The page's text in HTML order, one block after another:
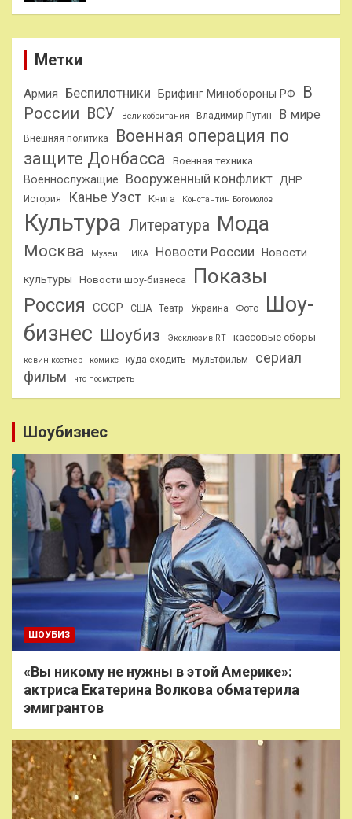
Метки
Армия Беспилотники Брифинг Минобороны РФ
В
России ВСУ Великобритания Владимир Путин В мире
Внешняя политика
Военная операция по
защите Донбасса
Военная техника
Военнослужащие Вооруженный конфликт ДНР
История Канье Уэст Книга Константин Богомолов
Культура Литература Мода
Москва Музеи НИКА Новости России Новости
культуры Новости шоу-бизнеса Показы
Россия СССР США Театр Украина Фото
Шоу-
бизнес Шоубиз Эксклюзив RT кассовые сборы
кевин костнер комикс куда сходить мультфильм
сериал
фильм
что посмотреть
Шоубизнес
ШОУБИЗ
«Вы никому не нужны в этой Америке»:
актриса Екатерина Волкова обматерила
эмигрантов